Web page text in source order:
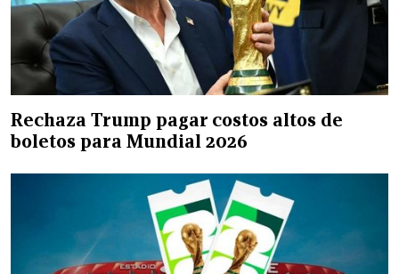
Rechaza Trump pagar costos altos de
boletos para Mundial 2026